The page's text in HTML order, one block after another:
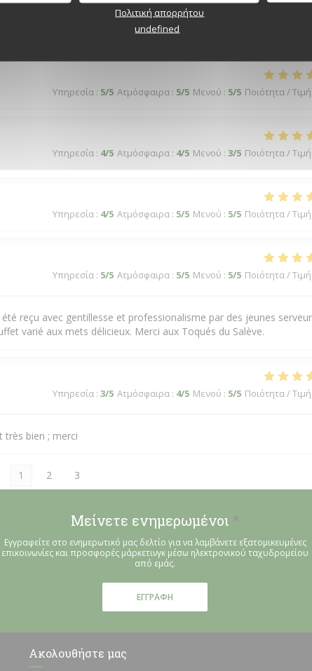
Πολιτική απορρήτου
undefined
Υπηρεσία : 5/5 Ατμόσφαιρα : 5/5 Μενού : 5/5 Ποιότητα / Τιμή
Υπηρεσία : 4/5 Ατμόσφαιρα : 4/5 Μενού : 3/5 Ποιότητα / Τιμή
Υπηρεσία : 4/5 Ατμόσφαιρα : 5/5 Μενού : 5/5 Ποιότητα / Τιμή
Υπηρεσία : 5/5 Ατμόσφαιρα : 5/5 Μενού : 5/5 Ποιότητα / Τιμή
reçu avec gentillesse et professionalisme par des jeunes
varié aux mets délicieux. Merci aux Toqués du Salève.
Υπηρεσία : 3/5 Ατμόσφαιρα : 4/5 Μενού : 5/5 Ποιότητα / Τιμή
très bien ; merci
1 2 3
Μείνετε ενημερωμένοι *
Εγγραφείτε στο ενημερωτικό μας δελτίο για να λαμβάνετε εξατομικευμένες
επικοινωνίες και προσφορές μάρκετινγκ μέσω ηλεκτρονικού ταχυδρομείου
από εμάς.
ΕΓΓΡΑΦΉ
Ακολουθήστε μας